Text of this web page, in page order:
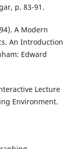
p. 83-91.
A Modern
An Introduction
Edward
Lecture
Environment.